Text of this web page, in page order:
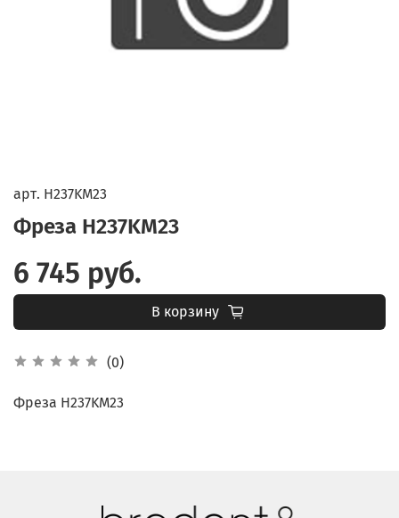
арт. H237KM23
Фреза H237KM23
(0)
6 745 руб.
В корзину
Фреза H237KM23